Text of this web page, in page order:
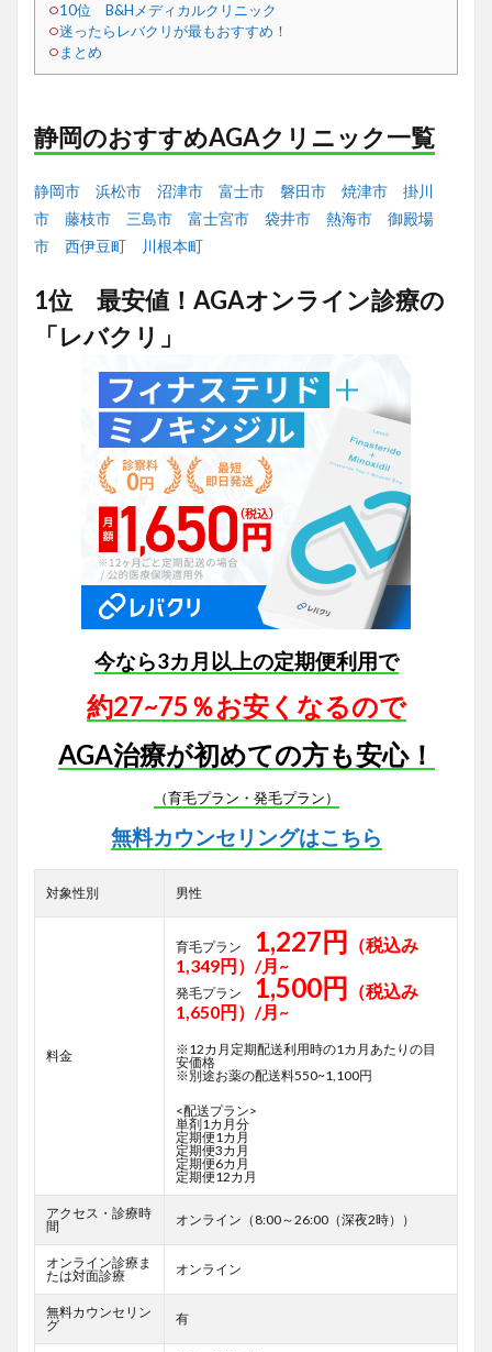
10位 B&Hメディカルクリニック
迷ったらレバクリが最もおすすめ！
まとめ
静岡のおすすめAGAクリニック一覧
静岡市 浜松市 沼津市 富士市 磐田市 焼津市
掛川
市
藤枝市 三島市 富士宮市 袋井市 熱海市
御殿場
市
西伊豆町 川根本町
1位 最安値！AGAオンライン診療の
「レバクリ」
今なら3カ月以上の定期便利用で
約27~75％お安くなるので
AGA治療が初めての方も安心！
（育毛プラン・発毛プラン）
無料カウンセリングはこちら
対象性別 男性
料金
育毛プラン 1,227円 （税込み
1,349円）/月~
発毛プラン 1,500円 （税込み
1,650円）/月~
※12カ月定期配送利用時の1カ月あたりの目
安価格
※別途お薬の配送料550~1,100円
<配送プラン>
単剤1カ月分
定期便1カ月
定期便3カ月
定期便6カ月
定期便12カ月
アクセス・診療時
間
オンライン（8:00～26:00（深夜2時））
オンライン診療ま
たは対面診療
オンライン
無料カウンセリン
グ
有